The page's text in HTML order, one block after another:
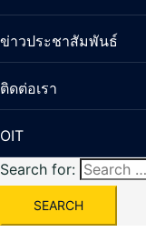
ข่าวประชาสัมพันธ์
ติดต่อเรา
OIT
Search for: